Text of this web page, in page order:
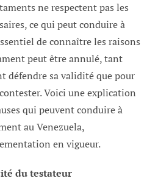
ne respectent pas les
ce qui peut conduire à
de connaître les raisons
peut être annulé, tant
défendre sa validité que pour
Voici une explication
qui peuvent conduire à
au Venezuela,
en vigueur.
du testateur